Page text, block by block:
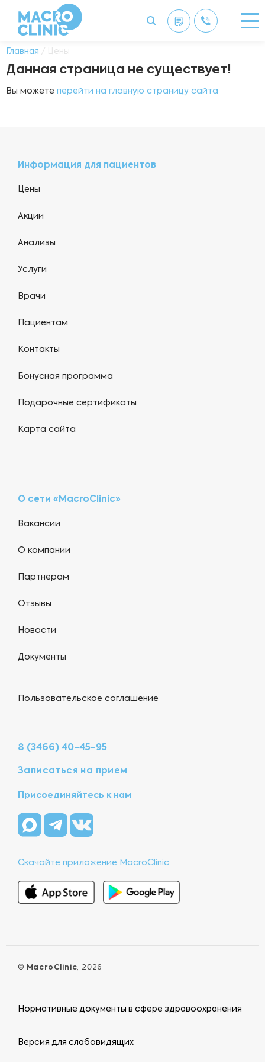
Главная / Цены
Данная страница не существует!
Вы можете перейти на главную страницу сайта
Информация для пациентов
Цены
Акции
Анализы
Услуги
Врачи
Пациентам
Контакты
Бонусная программа
Подарочные сертификаты
Карта сайта
О сети «MacroClinic»
Вакансии
О компании
Партнерам
Отзывы
Новости
Документы
Пользовательское соглашение
8 (3466) 40-45-95
Записаться на прием
Присоединяйтесь к нам
Скачайте приложение MacroClinic
© MacroClinic, 2026
Нормативные документы в сфере здравоохранения
Версия для слабовидящих